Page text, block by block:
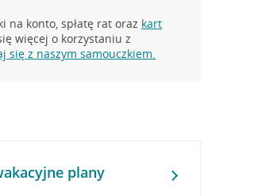
na konto, spłatę rat oraz kart
więcej o korzystaniu z
się z naszym samouczkiem.
plany